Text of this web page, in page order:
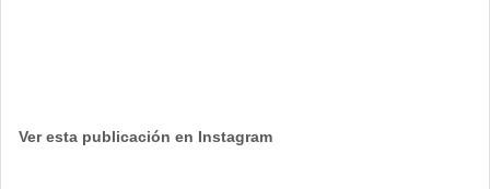
Ver esta publicación en Instagram